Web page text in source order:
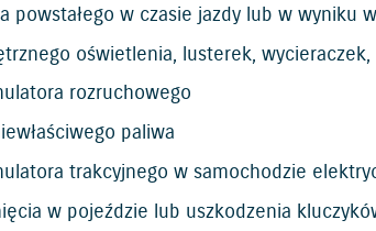
powstałego w czasie jazdy lub w wyniku
oświetlenia, lusterek, wycieraczek,
rozruchowego
paliwa
trakcyjnego w samochodzie
w pojeździe lub uszkodzenia